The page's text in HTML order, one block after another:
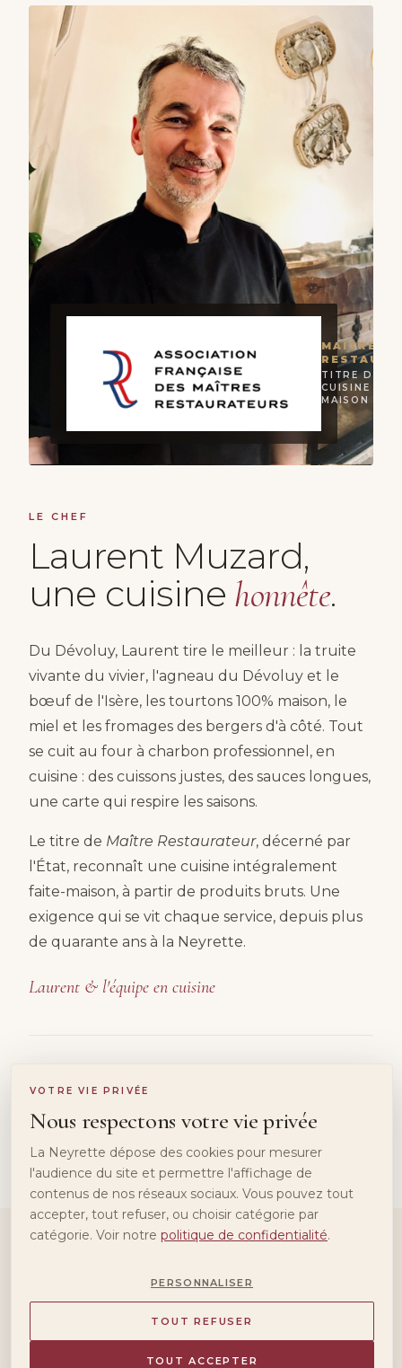
MAÎTRE
TITRE
CUISINE 100
MAISON
LE CHEF
Laurent Muzard,
une cuisine honnête.
Du Dévoluy, Laurent tire le meilleur : la truite
vivante du vivier, l'agneau du Dévoluy et le
bœuf de l'Isère, les tourtons 100% maison, le
miel et les fromages des bergers d'à côté. Tout
se cuit au four à charbon professionnel, en
cuisine : des cuissons justes, des sauces longues,
une carte qui respire les saisons.
Le titre de Maître Restaurateur, décerné par
l'État, reconnaît une cuisine intégralement
faite-maison, à partir de produits bruts. Une
exigence qui se vit chaque service, depuis plus
de quarante ans à la Neyrette.
Laurent & l'équipe en cuisine
100%
FAIT MAISON
PRODUCTEURS
LOCAUX
ANS DE TABLE
LA CARTE DU SOIR
Notre carte, servie au
VOTRE VIE PRIVÉE
Nous respectons votre vie privée
La Neyrette dépose des cookies pour mesurer
l'audience du site et permettre l'affichage de
contenus de nos réseaux sociaux. Vous pouvez tout
accepter, tout refuser, ou choisir catégorie par
catégorie. Voir notre politique de confidentialité.
PERSONNALISER
TOUT REFUSER
TOUT ACCEPTER